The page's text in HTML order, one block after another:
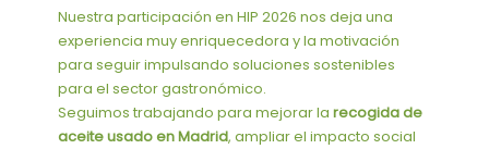
Nuestra participación en HIP 2026 nos deja una
experiencia muy enriquecedora y la motivación
para seguir impulsando soluciones sostenibles
para el sector gastronómico.
Seguimos trabajando para mejorar la recogida de
aceite usado en Madrid, ampliar el impacto social